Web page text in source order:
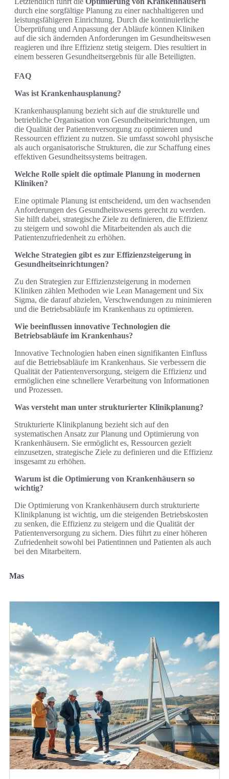
durch eine sorgfältige Planung zu einer nachhaltigeren und
leistungsfähigeren Einrichtung. Durch die kontinuierliche
Überprüfung und Anpassung der Abläufe können Kliniken
auf die sich ändernden Anforderungen im Gesundheitswesen
reagieren und ihre Effizienz stetig steigern. Dies resultiert in
einem besseren Gesundheitsergebnis für alle Beteiligten.
FAQ
Was ist Krankenhausplanung?
Krankenhausplanung bezieht sich auf die strukturelle und
betriebliche Organisation von Gesundheitseinrichtungen, um
die Qualität der Patientenversorgung zu optimieren und
Ressourcen effizient zu nutzen. Sie umfasst sowohl physische
als auch organisatorische Strukturen, die zur Schaffung eines
effektiven Gesundheitssystems beitragen.
Welche Rolle spielt die optimale Planung in modernen
Kliniken?
Eine optimale Planung ist entscheidend, um den wachsenden
Anforderungen des Gesundheitswesens gerecht zu werden.
Sie hilft dabei, strategische Ziele zu definieren, die Effizienz
zu steigern und sowohl die Mitarbeitenden als auch die
Patientenzufriedenheit zu erhöhen.
Welche Strategien gibt es zur Effizienzsteigerung in
Gesundheitseinrichtungen?
Zu den Strategien zur Effizienzsteigerung in modernen
Kliniken zählen Methoden wie Lean Management und Six
Sigma, die darauf abzielen, Verschwendungen zu minimieren
und die Betriebsabläufe im Krankenhaus zu optimieren.
Wie beeinflussen innovative Technologien die
Betriebsabläufe im Krankenhaus?
Innovative Technologien haben einen signifikanten Einfluss
auf die Betriebsabläufe im Krankenhaus. Sie verbessern die
Qualität der Patientenversorgung, steigern die Effizienz und
ermöglichen eine schnellere Verarbeitung von Informationen
und Prozessen.
Was versteht man unter strukturierter Klinikplanung?
Strukturierte Klinikplanung bezieht sich auf den
systematischen Ansatz zur Planung und Optimierung von
Krankenhäusern. Sie ermöglicht es, Ressourcen gezielt
einzusetzen, strategische Ziele zu definieren und die Effizienz
insgesamt zu erhöhen.
Warum ist die Optimierung von Krankenhäusern so
wichtig?
Die Optimierung von Krankenhäusern durch strukturierte
Klinikplanung ist wichtig, um die steigenden Betriebskosten
zu senken, die Effizienz zu steigern und die Qualität der
Patientenversorgung zu sichern. Dies führt zu einer höheren
Zufriedenheit sowohl bei Patientinnen und Patienten als auch
bei den Mitarbeitern.
Mas